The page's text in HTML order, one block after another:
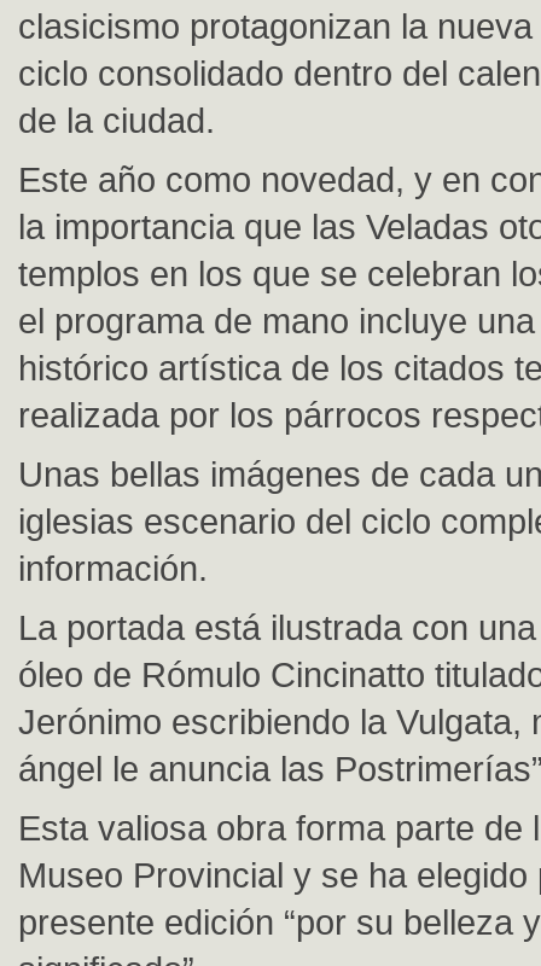
clasicismo protagonizan la
ciclo consolidado dentro del
de la ciudad.
Este año como novedad, y en
la importancia que las Veladas
templos en los que se celebran
el programa de mano incluye
histórico artística de los citados
realizada por los párrocos
Unas bellas imágenes de cada
iglesias escenario del ciclo
información.
La portada está ilustrada con
óleo de Rómulo Cincinatto
Jerónimo escribiendo la Vulgata,
ángel le anuncia las
Esta valiosa obra forma parte de
Museo Provincial y se ha elegido
presente edición “por su belleza